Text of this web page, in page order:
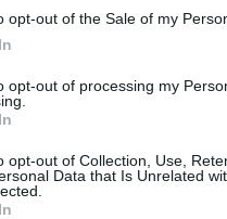
opt-out of the Sale of my
opt-out of processing my
opt-out of Collection, Use,
Data that Is Unrelated
avea loc prin pacte
prin informarea
propune
români(obiectivele
dreptul la exprimare și